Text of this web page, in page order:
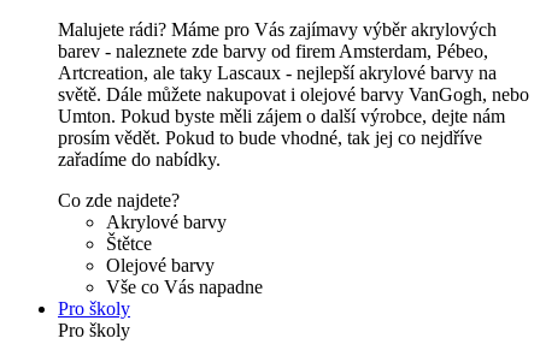
Malujete rádi? Máme pro Vás zajímavy výběr akrylových
barev - naleznete zde barvy od firem Amsterdam, Pébeo,
Artcreation, ale taky Lascaux - nejlepší akrylové barvy na
světě. Dále můžete nakupovat i olejové barvy VanGogh, nebo
Umton. Pokud byste měli zájem o další výrobce, dejte nám
prosím vědět. Pokud to bude vhodné, tak jej co nejdříve
zařadíme do nabídky.
Co zde najdete?
Akrylové barvy
Štětce
Olejové barvy
Vše co Vás napadne
Pro školy
Pro školy